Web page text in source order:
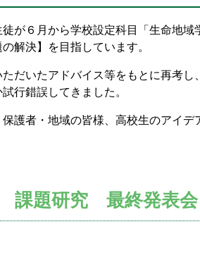
が６月から学校設定科目「生命地
解決】を目指しています。
だいたアドバイス等をもとに再考
行錯誤してきました。
護者・地域の皆様、高校生のアイ
課題研究 最終発表会